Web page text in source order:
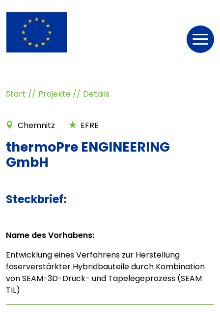
Start Projekte Details
Chemnitz EFRE
thermoPre ENGINEERING
GmbH
Steckbrief:
Name des Vorhabens:
Entwicklung eines Verfahrens zur Herstellung
faserverstärkter Hybridbauteile durch Kombination
von SEAM-3D-Druck- und Tapelegeprozess (SEAM
TIL)